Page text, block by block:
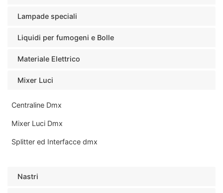
Lampade speciali
Liquidi per fumogeni e Bolle
Materiale Elettrico
Mixer Luci
Centraline Dmx
Mixer Luci Dmx
Splitter ed Interfacce dmx
Nastri